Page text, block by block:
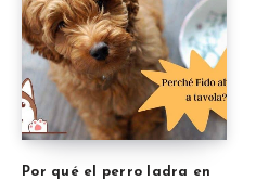
Por qué el perro ladra en